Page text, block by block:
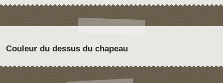
Couleur du dessus du chapeau